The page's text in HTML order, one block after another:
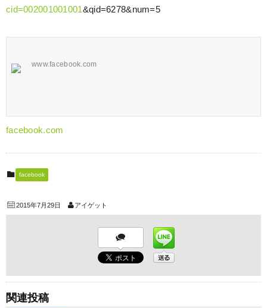
cid=002001001001&qid=6278&num=5
www.facebook.com
facebook.com
facebook
2015年7月29日 アイゲット
関連投稿